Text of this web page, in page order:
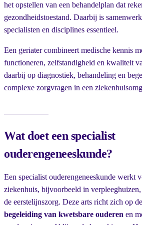
het opstellen van een behandelplan dat
gezondheidstoestand. Daarbij is
specialisten en disciplines essentieel.
Een geriater combineert medische kennis
functioneren, zelfstandigheid en kwaliteit
daarbij op diagnostiek, behandeling en
complexe zorgvragen in een
Wat doet een specialist
ouderengeneeskunde?
Een specialist ouderengeneeskunde werkt
ziekenhuis, bijvoorbeeld in
de eerstelijnszorg. Deze arts richt zich op de
begeleiding van kwetsbare ouderen en